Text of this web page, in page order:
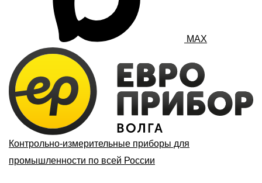
MAX
Контрольно-измерительные приборы для
промышленности по всей России